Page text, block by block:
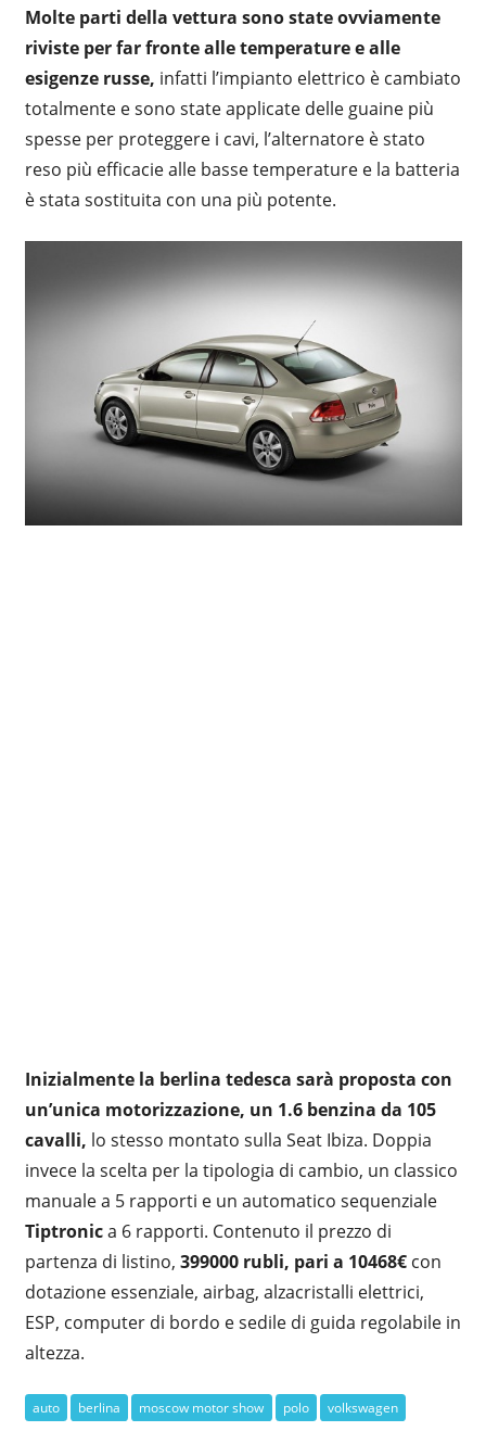
Molte parti della vettura sono state ovviamente
riviste per far fronte alle temperature e alle
esigenze russe, infatti l’impianto elettrico è cambiato
totalmente e sono state applicate delle guaine più
spesse per proteggere i cavi, l’alternatore è stato
reso più efficacie alle basse temperature e la batteria
è stata sostituita con una più potente.
Inizialmente la berlina tedesca sarà proposta con
un’unica motorizzazione, un 1.6 benzina da 105
cavalli, lo stesso montato sulla Seat Ibiza. Doppia
invece la scelta per la tipologia di cambio, un classico
manuale a 5 rapporti e un automatico sequenziale
Tiptronica 6 rapporti. Contenuto il prezzo di
partenza di listino, 399000 rubli, pari a 10468€con
dotazione essenziale, airbag, alzacristalli elettrici,
ESP, computer di bordo e sedile di guida regolabile in
altezza.
auto berlina moscow motor show polo volkswagen